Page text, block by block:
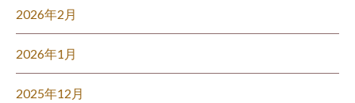
2026年2月
2026年1月
2025年12月